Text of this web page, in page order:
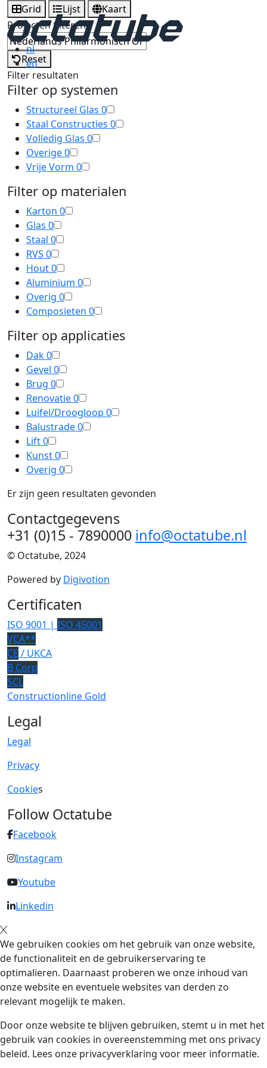
nl
en
Grid Lijst
Kaart
Projecten filteren
Reset
Filter resultaten
Filter op systemen
Structureel Glas 0
Staal Constructies 0
Volledig Glas 0
Overige0
Vrije Vorm 0
Filter op materialen
Karton 0
Glas 0
Staal 0
RVS 0
Hout0
Aluminium 0
Overig 0
Composieten 0
Filter op applicaties
Dak0
Gevel 0
Brug 0
Renovatie0
Luifel/Droogloop 0
Balustrade0
Lift0
Kunst0
Overig 0
Er zijn geen resultaten gevonden
Contactgegevens
+31 (0)15 - 7890000 info@octatube.nl
© Octatube, 2024
Powered by Digivotion
Certificaten
ISO 9001 | ISO 45001
VCA**
CE / UKCA
B Corp
SCL
Constructionline Gold
Legal
Legal
Privacy
Cookies
Follow Octatube
Facebook
Instagram
Youtube
Linkedin
We gebruiken cookies om het gebruik van onze website,
de functionaliteit en de gebruikerservaring te
optimalieren. Daarnaast proberen we onze inhoud van
onze website en eventuele websites van derden zo
relevant mogelijk te maken.
Door onze website te blijven gebruiken, stemt u in met het
gebruik van cookies in overeenstemming met ons privacy
beleid. Lees onze privacyverklaring voor meer informatie.